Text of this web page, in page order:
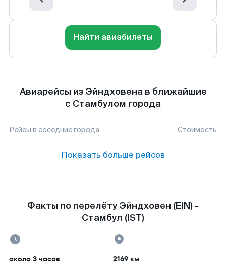
Найти авиабилеты
Авиарейсы из Эйндховена в ближайшие
с Стамбулом города
Рейсы в соседние города Стоимость
Показать больше рейсов
Факты по перелёту Эйндховен (EIN) -
Стамбул (IST)
около 3 часов 2169 км